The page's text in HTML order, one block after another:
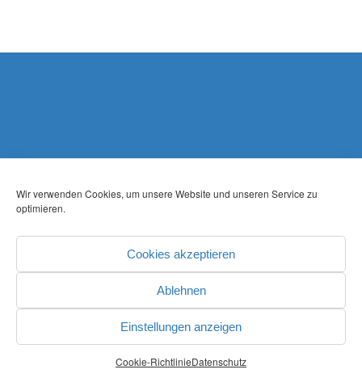
Wir verwenden Cookies, um unsere Website und unseren Service zu
optimieren.
Cookies akzeptieren
Ablehnen
Einstellungen anzeigen
Cookie-RichtlinieDatenschutz